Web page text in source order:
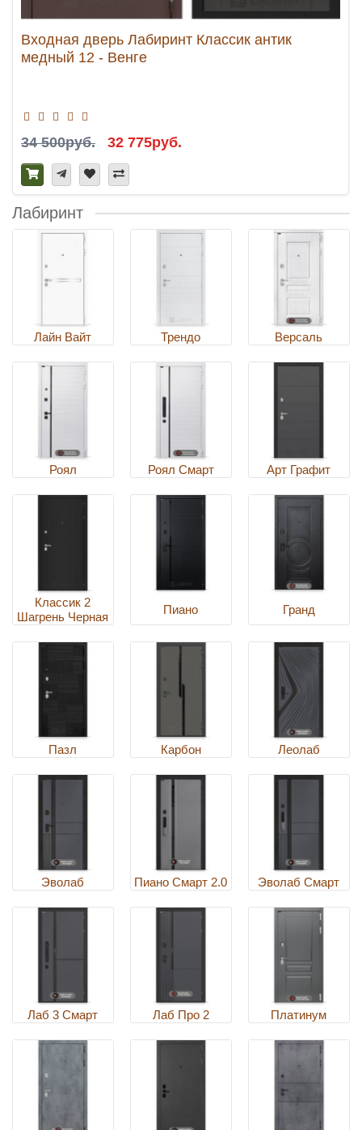
Входная дверь Лабиринт Классик антик
медный 12 - Венге
34 500руб. 32 775руб.
Лабиринт
Лайн Вайт Трендо Версаль
Роял Роял Смарт Арт Графит
Классик 2
Шагрень Черная
Пиано Гранд
Пазл Карбон Леолаб
Эволаб Пиано Смарт 2.0 Эволаб Смарт
Лаб 3 Смарт Лаб Про 2 Платинум